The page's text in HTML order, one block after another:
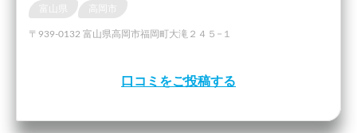
〒939-0132 富山県高岡市福岡町大滝２４５−１
口コミをご投稿する